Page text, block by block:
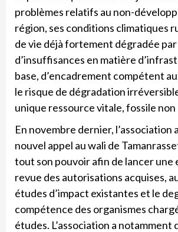
problèmes relatifs au non-
région, ses conditions climatiques
de vie déjà fortement dégradée
d’insuffisances en matière
base, d’encadrement compétent
le risque de dégradation
unique ressource vitale, fossile
En novembre dernier, l’association
nouvel appel au wali de
tout son pouvoir afin de lancer une
revue des autorisations acquises,
études d’impact existantes et le
compétence des organismes
études. L’association a notamment